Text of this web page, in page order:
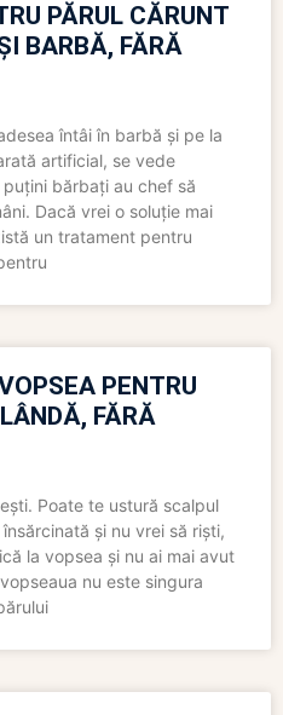
PĂRUL CĂRUNT
BARBĂ, FĂRĂ
întâi în barbă și pe la
artificial, se vede
bărbați au chef să
Dacă vrei o soluție mai
un tratament pentru
PENTRU
FĂRĂ
Poate te ustură scalpul
și nu vrei să riști,
la vopsea și nu ai mai avut
nu este singura